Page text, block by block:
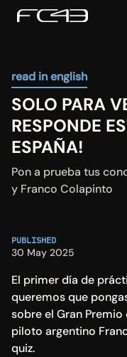
read in english
SOLO PARA
RESPONDE
ESPAÑA!
Pon a prueba tus
y Franco Colapinto
PUBLISHED
30 May 2025
El primer día de
queremos que
sobre el Gran
piloto argentino
quiz.